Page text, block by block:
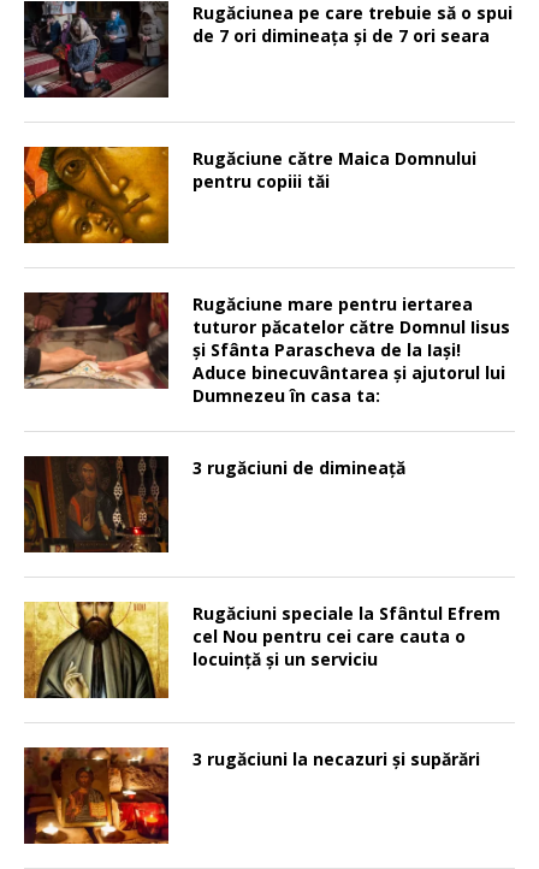
Rugăciunea pe care trebuie să o spui
de 7 ori dimineața și de 7 ori seara
Rugăciune către Maica Domnului
pentru copiii tăi
Rugăciune mare pentru iertarea
tuturor păcatelor către Domnul Iisus
şi Sfânta Parascheva de la Iaşi!
Aduce binecuvântarea şi ajutorul lui
Dumnezeu în casa ta:
3 rugăciuni de dimineață
Rugăciuni speciale la Sfântul Efrem
cel Nou pentru cei care cauta o
locuinţă şi un serviciu
3 rugăciuni la necazuri și supărări